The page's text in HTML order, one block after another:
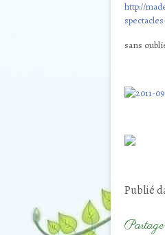
http://
sans
Publié